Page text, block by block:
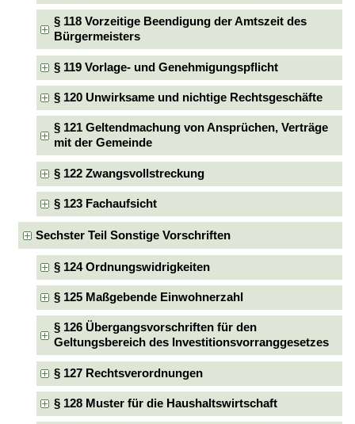
§ 118 Vorzeitige Beendigung der Amtszeit des
Bürgermeisters
§ 119 Vorlage- und Genehmigungspflicht
§ 120 Unwirksame und nichtige Rechtsgeschäfte
§ 121 Geltendmachung von Ansprüchen, Verträge
mit der Gemeinde
§ 122 Zwangsvollstreckung
§ 123 Fachaufsicht
Sechster Teil Sonstige Vorschriften
§ 124 Ordnungswidrigkeiten
§ 125 Maßgebende Einwohnerzahl
§ 126 Übergangsvorschriften für den
Geltungsbereich des Investitionsvorranggesetzes
§ 127 Rechtsverordnungen
§ 128 Muster für die Haushaltswirtschaft